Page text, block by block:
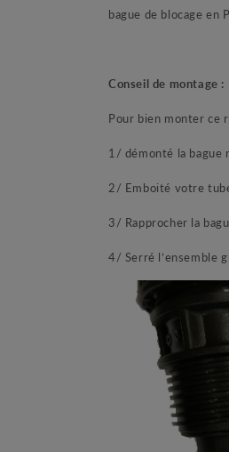
bague de blocage
Conseil de montage :
Pour bien monter ce
1/ démonté la bague
2/ Emboité votre
3/ Rapprocher la
4/ Serré l’ensemble